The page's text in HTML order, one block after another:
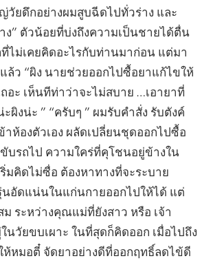
วัยดึกอย่างผมสูบฉีดไปทั่วร่าง และ
ง” ตัวน้อยที่บ่งถึงความเป็นชายได้ตื่น
ไม่เคยคิดอะไรกับท่านมาก่อน แต่มา
ล้ว “ผิง นายช่วยออกไปซื้อยาแก้ไขให้
อะ เห็นทีท่าว่าจะไม่สบาย …เอายาที่
ผิงน่ะ ” “ครับๆ ” ผมรับคำสั่ง รับตังค์
าห้องตัวเอง ผลัดเปลี่ยนชุดออกไปซื้อ
บรถไป ความใคร่ที่คุโชนอยู่ข้างใน
มคิดไม่ซื่อ ต้องหาทางที่จะระบาย
อัดแน่นในแก่นกายออกไปให้ได้ แต่
ม ระหว่างคุณแม่ที่ยังสาว หรือ เจ้า
นวัยขบเผาะ ในที่สุดก็คิดออก เมื่อไปถึง
ห้หมอตี๋ จัดยาอย่างดีที่ออกฤทธิ์ลดไข้ดี